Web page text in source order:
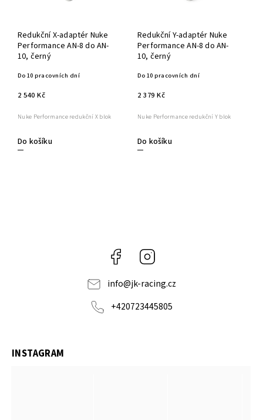
Redukční X-adaptér Nuke
Performance AN-8 do AN-
10, černý
Do 10 pracovních dní
2 540 Kč
Do košíku
Nuke Performance redukční X blok
Redukční Y-adaptér Nuke
Performance AN-8 do AN-
10, černý
Do 10 pracovních dní
2 379 Kč
Do košíku
Nuke Performance redukční Y blok
Facebook
info@jk-racing.cz
+420723445805
INSTAGRAM